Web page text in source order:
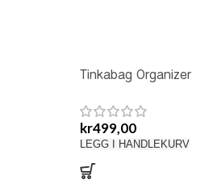
Tinkabag Organizer
kr499,00
LEGG I HANDLEKURV